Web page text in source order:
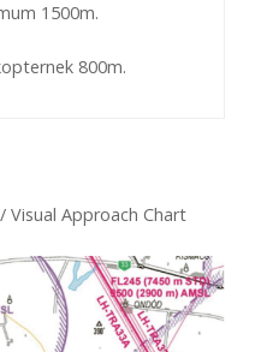
1500m.
800m.
Approach Chart